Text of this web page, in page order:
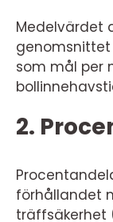
Medelvärdet
genomsnittet
som mål per
2.
förhållandet
träffsäkerhet